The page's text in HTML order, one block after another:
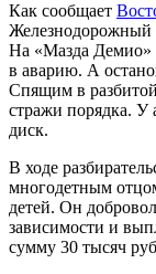
Как сообщает
Железнодорожный
На «Мазда Демио»
в аварию. А
Спящим в
стражи порядка. У
диск.
В ходе
многодетным
детей. Он
зависимости и
сумму 30 тысяч